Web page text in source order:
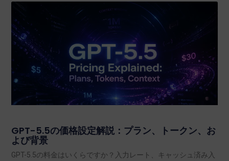
GPT-5.5の価格設定解説：プラン、トークン、お
よび背景
GPT-5.5の料金はいくらですか？入力レート、キャッシュ済み入